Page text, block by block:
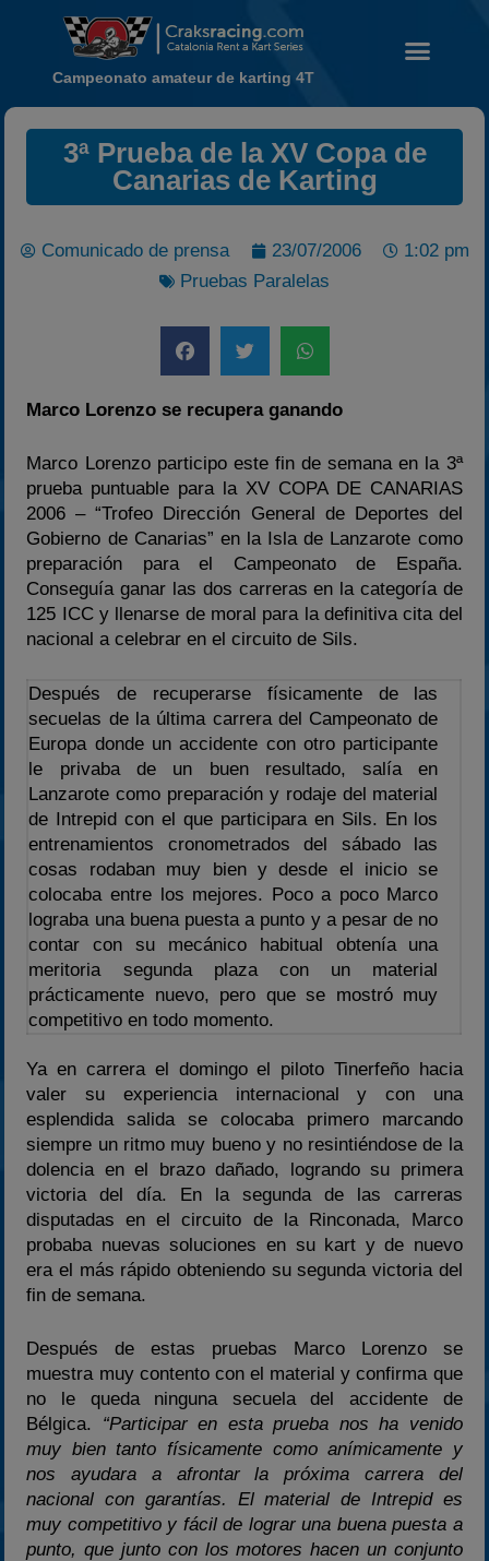
Noticias
Calendario
Carreras finalizadas
Temporada 2026
2023
2024
2025
Estadísticas
Preguntas Frecuentes
Campeonato amateur de karting 4T
3ª Prueba de la XV Copa de
Canarias de Karting
Comunicado de prensa 23/07/2006
1:02 pm
Pruebas Paralelas
Marco Lorenzo se recupera ganando
Marco Lorenzo participo este fin de semana en la 3ª
prueba puntuable para la XV COPA DE CANARIAS
2006 – “Trofeo Dirección General de Deportes del
Gobierno de Canarias” en la Isla de Lanzarote como
preparación para el Campeonato de España.
Conseguía ganar las dos carreras en la categoría de
125 ICC y llenarse de moral para la definitiva cita del
nacional a celebrar en el circuito de Sils.
Después de recuperarse físicamente de las
secuelas de la última carrera del Campeonato de
Europa donde un accidente con otro participante
le privaba de un buen resultado, salía en
Lanzarote como preparación y rodaje del material
de Intrepid con el que participara en Sils. En los
entrenamientos cronometrados del sábado las
cosas rodaban muy bien y desde el inicio se
colocaba entre los mejores. Poco a poco Marco
lograba una buena puesta a punto y a pesar de no
contar con su mecánico habitual obtenía una
meritoria segunda plaza con un material
prácticamente nuevo, pero que se mostró muy
competitivo en todo momento.
Ya en carrera el domingo el piloto Tinerfeño hacia
valer su experiencia internacional y con una
esplendida salida se colocaba primero marcando
siempre un ritmo muy bueno y no resintiéndose de la
dolencia en el brazo dañado, logrando su primera
victoria del día. En la segunda de las carreras
disputadas en el circuito de la Rinconada, Marco
probaba nuevas soluciones en su kart y de nuevo
era el más rápido obteniendo su segunda victoria del
fin de semana.
Después de estas pruebas Marco Lorenzo se
muestra muy contento con el material y confirma que
no le queda ninguna secuela del accidente de
Bélgica.
“Participar en esta prueba nos ha venido
muy bien tanto físicamente como anímicamente y
nos ayudara a afrontar la próxima carrera del
nacional con garantías. El material de Intrepid es
muy competitivo y fácil de lograr una buena puesta a
punto, que junto con los motores hacen un conjunto